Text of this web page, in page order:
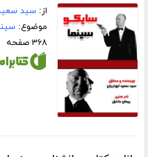
از:سید سعید
موضوع:
۳۶۸ صفحه